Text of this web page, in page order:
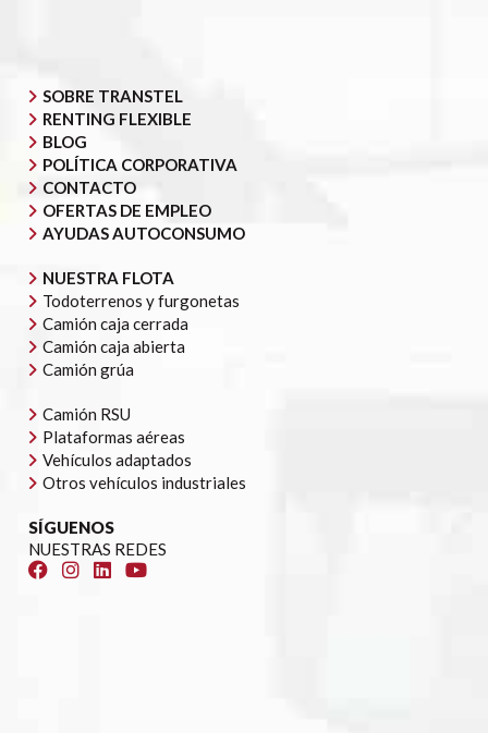
SOBRE TRANSTEL
RENTING FLEXIBLE
BLOG
POLÍTICA CORPORATIVA
CONTACTO
OFERTAS DE EMPLEO
AYUDAS AUTOCONSUMO
NUESTRA FLOTA
Todoterrenos y furgonetas
Camión caja cerrada
Camión caja abierta
Camión grúa
Camión RSU
Plataformas aéreas
Vehículos adaptados
Otros vehículos industriales
SÍGUENOS
NUESTRAS REDES